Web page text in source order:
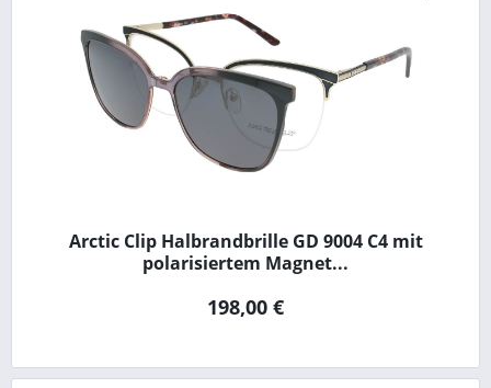
Arctic Clip Halbrandbrille GD 9004 C4 mit
polarisiertem Magnet...
198,00 €